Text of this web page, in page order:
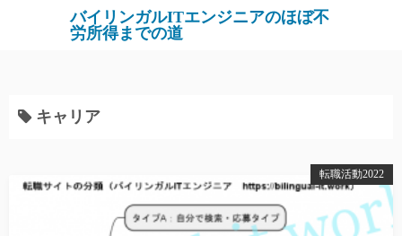
バイリンガルITエンジニアのほぼ不
労所得までの道
キャリア
転職活動2022